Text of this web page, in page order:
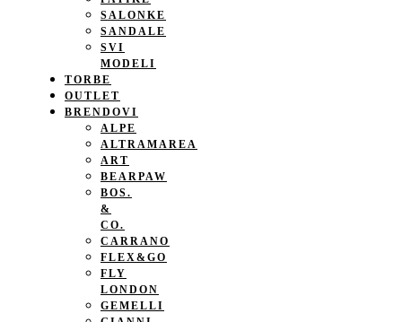
SALONKE
SANDALE
SVI
MODELI
TORBE
OUTLET
BRENDOVI
ALPE
ALTRAMAREA
ART
BEARPAW
BOS.
&
CO.
CARRANO
FLEX&GO
FLY
LONDON
GEMELLI